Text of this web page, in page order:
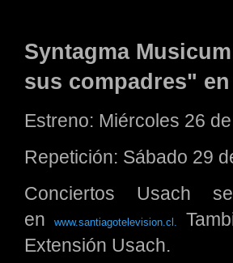
Syntagma
sus compadres" en
Estreno: Miércoles 26
Repetición: Sábado 29
Conciertos
enwww.santiagotelevision.cl.
Extensión Usach.